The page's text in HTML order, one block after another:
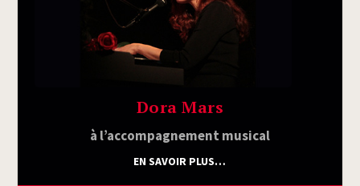
Dora Mars
à l’ac­com­pa­gne­ment musical
EN SAVOIR PLUS…